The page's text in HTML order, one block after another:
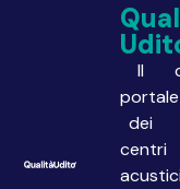
Il
portale
dei
centri
acustici